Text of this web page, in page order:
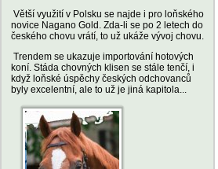
Větší využití v Polsku se najde i pro loňského
novice Nagano Gold. Zda-li se po 2 letech do
českého chovu vrátí, to už ukáže vývoj chovu.
Trendem se ukazuje importování hotových
koní. Stáda chovných klisen se stále tenčí, i
když loňské úspěchy českých odchovanců
byly excelentní, ale to už je jiná kapitola...